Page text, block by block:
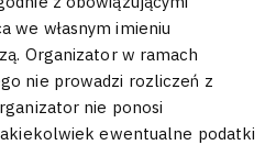
we własnym imieniu
Organizator w ramach
nie prowadzi rozliczeń z
nie ponosi
ewentualne podatki